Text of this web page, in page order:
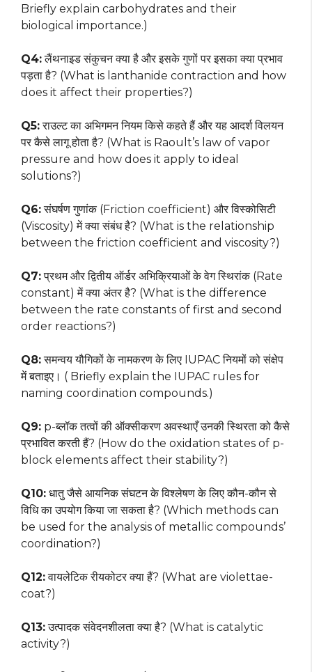
Briefly explain carbohydrates and their
biological importance.)
Q4:लैंथनाइड संकुचन क्या है और इसके गुणों पर इसका क्या प्रभाव
पड़ता है? (What is lanthanide contraction and how
does it affect their properties?)
Q5:राउल्ट का अभिगमन नियम किसे कहते हैं और यह आदर्श विलयन
पर कैसे लागू होता है? (What is Raoult’s law of vapor
pressure and how does it apply to ideal
solutions?)
Q6:संघर्षण गुणांक (Friction coefficient) और विस्कोसिटी
(Viscosity) में क्या संबंध है? (What is the relationship
between the friction coefficient and viscosity?)
Q7:प्रथम और द्वितीय ऑर्डर अभिक्रियाओं के वेग स्थिरांक (Rate
constant) में क्या अंतर है? (What is the difference
between the rate constants of first and second
order reactions?)
Q8:समन्वय यौगिकों के नामकरण के लिए IUPAC नियमों को संक्षेप
में बताइए। ( Briefly explain the IUPAC rules for
naming coordination compounds.)
Q9: p-ब्लॉक तत्वों की ऑक्सीकरण अवस्थाएँ उनकी स्थिरता को कैसे
प्रभावित करती हैं? (How do the oxidation states of p-
block elements affect their stability?)
Q10: धातु जैसे आयनिक संघटन के विश्लेषण के लिए कौन-कौन से
विधि का उपयोग किया जा सकता है? (Which methods can
be used for the analysis of metallic compounds’
coordination?)
Q12:वायलेटिक रीयकोटर क्या हैं? (What are violettae-
coat?)
Q13:उत्पादक संवेदनशीलता क्या है? (What is catalytic
activity?)